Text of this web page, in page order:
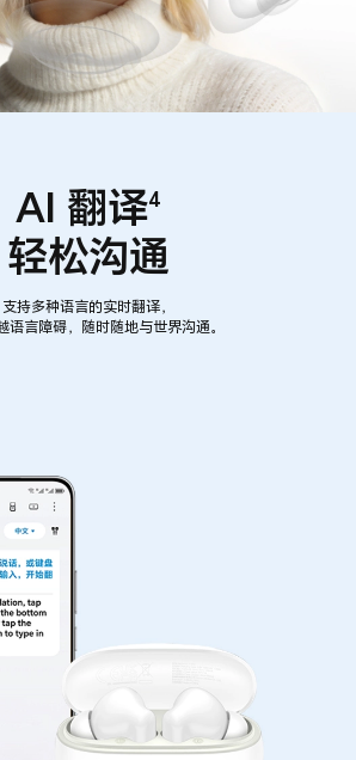
AI 翻译4
轻松沟通
支持多种语言的实时翻译，
语言障碍，随时随地与世界沟通。